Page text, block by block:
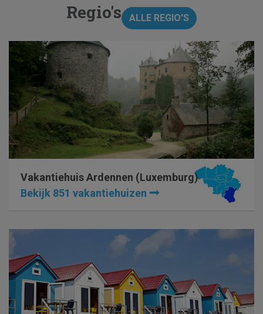
Regio's ALLE REGIO'S
Vakantiehuis Ardennen (Luxemburg)
Bekijk 851 vakantiehuizen